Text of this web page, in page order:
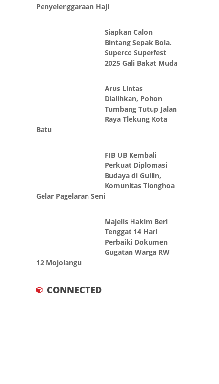
Penyelenggaraan Haji
Siapkan Calon
Bintang Sepak Bola,
Superco Superfest
2025 Gali Bakat Muda
Arus Lintas
Dialihkan, Pohon
Tumbang Tutup Jalan
Raya Tlekung Kota
Batu
FIB UB Kembali
Perkuat Diplomasi
Budaya di Guilin,
Komunitas Tionghoa
Gelar Pagelaran Seni
Majelis Hakim Beri
Tenggat 14 Hari
Perbaiki Dokumen
Gugatan Warga RW
12 Mojolangu
CONNECTED